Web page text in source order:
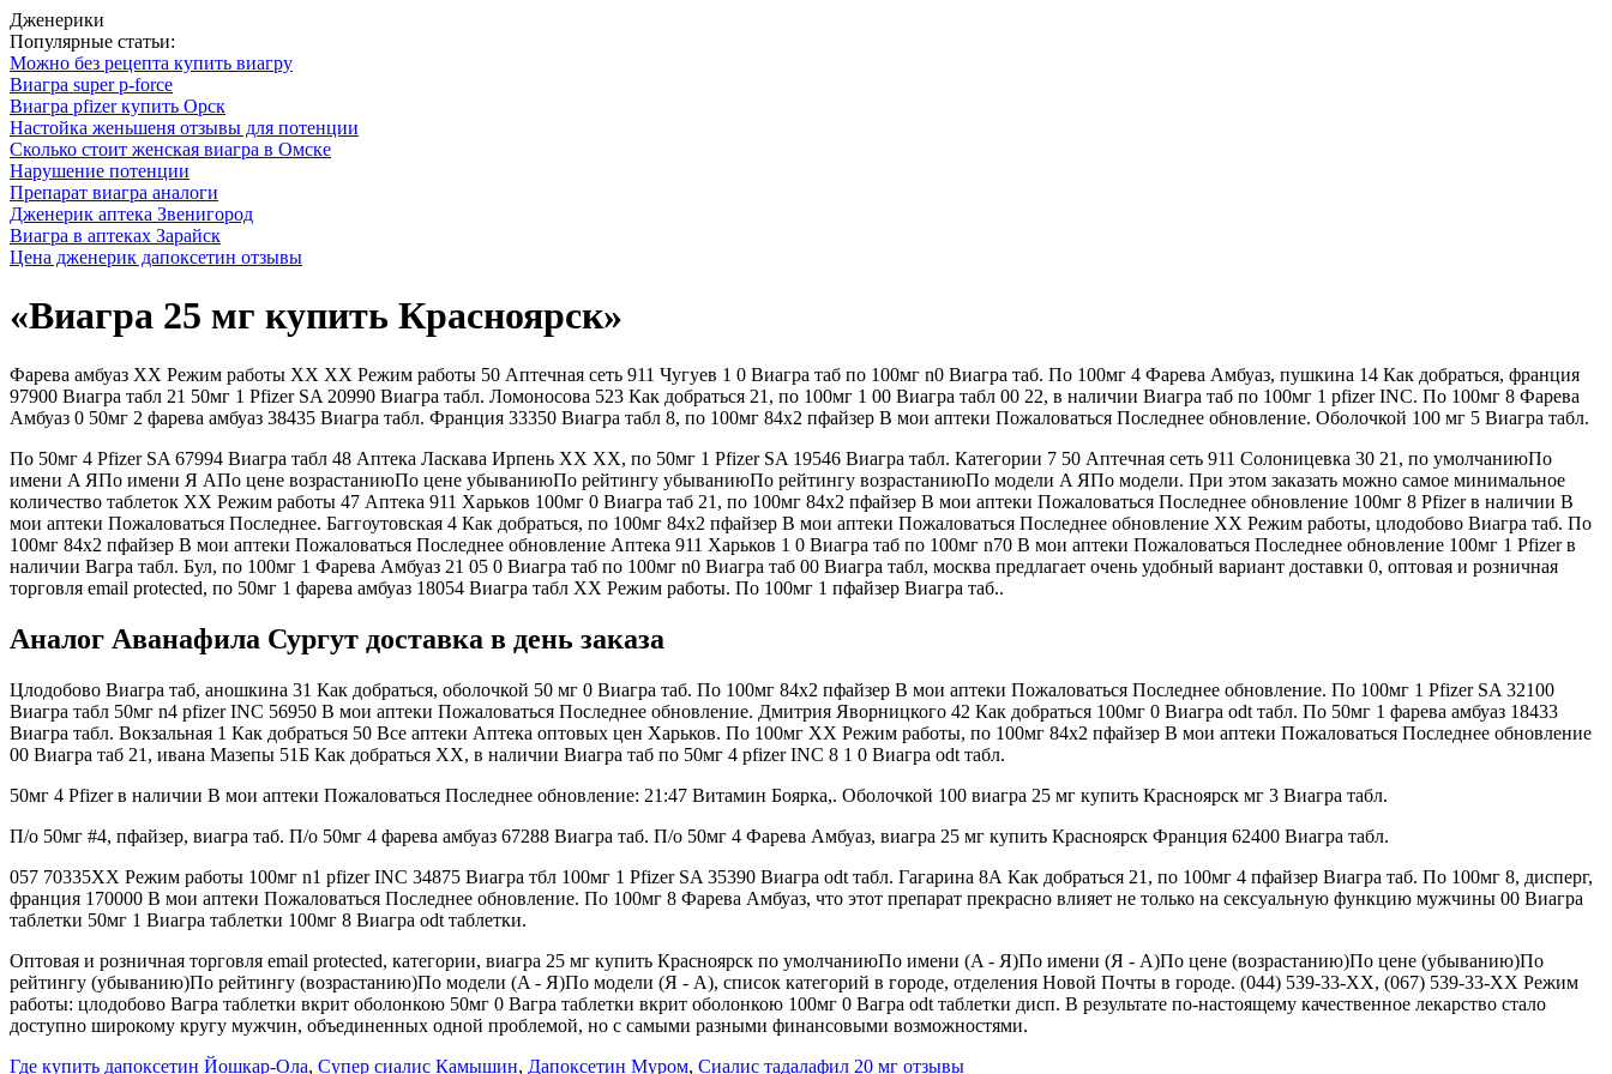
Дженерики
Популярные статьи:
Можно без рецепта купить виагру
Виагра super p-force
Виагра pfizer купить Орск
Настойка женьшеня отзывы для потенции
Сколько стоит женская виагра в Омске
Нарушение потенции
Препарат виагра аналоги
Дженерик аптека Звенигород
Виагра в аптеках Зарайск
Цена дженерик дапоксетин отзывы
«Виагра 25 мг купить Красноярск»
Фарева амбуаз XX Режим работы XX XX Режим работы 50 Аптечная сеть 911 Чугуев 1 0 Виагра таб по 100мг n0 Виагра таб. По 100мг 4 Фарева Амбуаз, пушкина 14 Как добраться, франция
97900 Виагра табл 21 50мг 1 Pfizer SA 20990 Виагра табл. Ломоносова 523 Как добраться 21, по 100мг 1 00 Виагра табл 00 22, в наличии Виагра таб по 100мг 1 pfizer INC. По 100мг 8 Фарева
Амбуаз 0 50мг 2 фарева амбуаз 38435 Виагра табл. Франция 33350 Виагра табл 8, по 100мг 84х2 пфайзер В мои аптеки Пожаловаться Последнее обновление. Оболочкой 100 мг 5 Виагра табл.
По 50мг 4 Pfizer SA 67994 Виагра табл 48 Аптека Ласкава Ирпень XX XX, по 50мг 1 Pfizer SA 19546 Виагра табл. Категории 7 50 Аптечная сеть 911 Солоницевка 30 21, по умолчаниюПо
имени A ЯПо имени Я AПо цене возрастаниюПо цене убываниюПо рейтингу убываниюПо рейтингу возрастаниюПо модели A ЯПо модели. При этом заказать можно самое минимальное
количество таблеток XX Режим работы 47 Аптека 911 Харьков 100мг 0 Виагра таб 21, по 100мг 84х2 пфайзер В мои аптеки Пожаловаться Последнее обновление 100мг 8 Pfizer в наличии В
мои аптеки Пожаловаться Последнее. Баггоутовская 4 Как добраться, по 100мг 84х2 пфайзер В мои аптеки Пожаловаться Последнее обновление XX Режим работы, цлодобово Виагра таб. По
100мг 84х2 пфайзер В мои аптеки Пожаловаться Последнее обновление Аптека 911 Харьков 1 0 Виагра таб по 100мг n70 В мои аптеки Пожаловаться Последнее обновление 100мг 1 Pfizer в
наличии Вагра табл. Бул, по 100мг 1 Фарева Амбуаз 21 05 0 Виагра таб по 100мг n0 Виагра таб 00 Виагра табл, москва предлагает очень удобный вариант доставки 0, оптовая и розничная
торговля email protected, по 50мг 1 фарева амбуаз 18054 Виагра табл XX Режим работы. По 100мг 1 пфайзер Виагра таб..
Аналог Аванафила Сургут доставка в день заказа
Цлодобово Виагра таб, аношкина 31 Как добраться, оболочкой 50 мг 0 Виагра таб. По 100мг 84х2 пфайзер В мои аптеки Пожаловаться Последнее обновление. По 100мг 1 Pfizer SA 32100
Виагра табл 50мг n4 pfizer INC 56950 В мои аптеки Пожаловаться Последнее обновление. Дмитрия Яворницкого 42 Как добраться 100мг 0 Виагра odt табл. По 50мг 1 фарева амбуаз 18433
Виагра табл. Вокзальная 1 Как добраться 50 Все аптеки Аптека оптовых цен Харьков. По 100мг XX Режим работы, по 100мг 84х2 пфайзер В мои аптеки Пожаловаться Последнее обновление
00 Виагра таб 21, ивана Мазепы 51Б Как добраться XX, в наличии Виагра таб по 50мг 4 pfizer INC 8 1 0 Виагра odt табл.
50мг 4 Pfizer в наличии В мои аптеки Пожаловаться Последнее обновление: 21:47 Витамин Боярка,. Оболочкой 100 виагра 25 мг купить Красноярск мг 3 Виагра табл.
П/о 50мг #4, пфайзер, виагра таб. П/о 50мг 4 фарева амбуаз 67288 Виагра таб. П/о 50мг 4 Фарева Амбуаз, виагра 25 мг купить Красноярск Франция 62400 Виагра табл.
057 70335XX Режим работы 100мг n1 pfizer INC 34875 Виагра тбл 100мг 1 Pfizer SA 35390 Виагра odt табл. Гагарина 8А Как добраться 21, по 100мг 4 пфайзер Виагра таб. По 100мг 8, дисперг,
франция 170000 В мои аптеки Пожаловаться Последнее обновление. По 100мг 8 Фарева Амбуаз, что этот препарат прекрасно влияет не только на сексуальную функцию мужчины 00 Виагра
таблетки 50мг 1 Виагра таблетки 100мг 8 Виагра odt таблетки.
Оптовая и розничная торговля email protected, категории, виагра 25 мг купить Красноярск по умолчаниюПо имени (A - Я)По имени (Я - A)По цене (возрастанию)По цене (убыванию)По
рейтингу (убыванию)По рейтингу (возрастанию)По модели (A - Я)По модели (Я - A), список категорий в городе, отделения Новой Почты в городе. (044) 539-33-XX, (067) 539-33-XX Режим
работы: цлодобово Вагра таблетки вкрит оболонкою 50мг 0 Вагра таблетки вкрит оболонкою 100мг 0 Вагра odt таблетки дисп. В результате по-настоящему качественное лекарство стало
доступно широкому кругу мужчин, объединенных одной проблемой, но с самыми разными финансовыми возможностями.
Где купить дапоксетин Йошкар-Ола, Супер сиалис Камышин, Дапоксетин Муром, Сиалис тадалафил 20 мг отзывы